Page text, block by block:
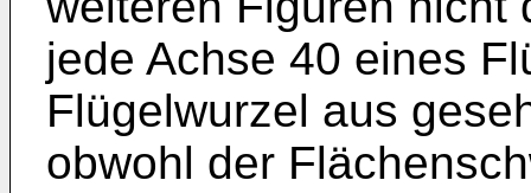
jede Achse 40 eines
Flügelwurzel aus
obwohl der